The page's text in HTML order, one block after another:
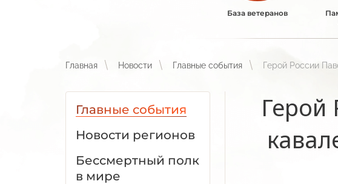
База ветеранов
Главная Новости Главные события Герой России
Главные события
Новости регионов
Бессмертный полк
в мире
Герой